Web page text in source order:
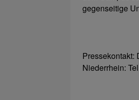
gegenseitige
Pressekontakt:
Niederrhein: